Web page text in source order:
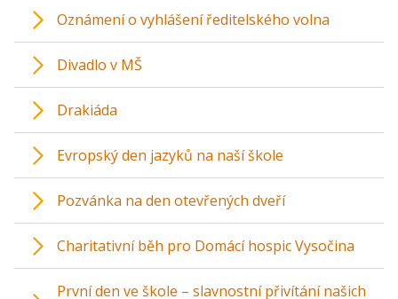
Oznámení o vyhlášení ředitelského volna
Divadlo v MŠ
Drakiáda
Evropský den jazyků na naší škole
Pozvánka na den otevřených dveří
Charitativní běh pro Domácí hospic Vysočina
První den ve škole – slavnostní přivítání našich